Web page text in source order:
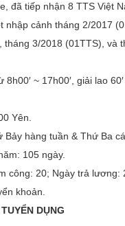
đã tiếp nhận 8 TTS Việt
nhập cảnh tháng 2/2017
tháng 3/2018 (01TTS), và
~ 17h00′, giải lao
Yên.
Bảy hàng tuần & Thứ Ba
105 ngày.
công: 20; Ngày trả lương:
khoản.
DỤNG